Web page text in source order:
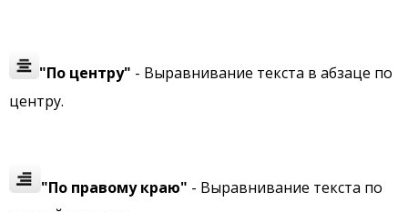
"По центру" - Выравнивание текста в абзаце по
центру.
"По правому краю" - Выравнивание текста по